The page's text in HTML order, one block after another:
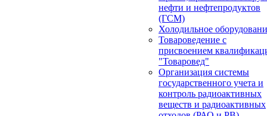
нефти и нефтепродуктов
(ГСМ)
Холодильное
Товароведение с
присвоением
"Товаровед"
Организация системы
государственного учета и
контроль радиоактивных
веществ и радиоактивных